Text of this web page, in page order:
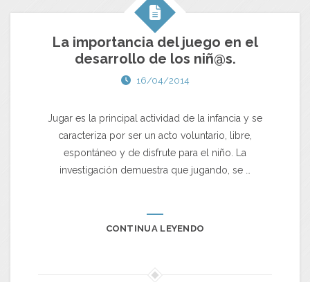
La importancia del juego en el
desarrollo de los niñ@s.
16/04/2014
Jugar es la principal actividad de la infancia y se
caracteriza por ser un acto voluntario, libre,
espontáneo y de disfrute para el niño. La
investigación demuestra que jugando, se …
CONTINUA LEYENDO